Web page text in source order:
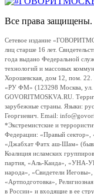
Все права
Сетевое издание
лиц старше 16 лет.
года выдано Федеральной
технологий и массовых
Хорошевская, дом 12, пом. 22.
«РУ ФМ» (123298 Москва, ул.
GOVORITMOSKVA.RU.
зарубежные страны. Языки:
Георгиевич. Email:
*Экстремистские и
Федерации: «Правый сектор»,
«Джабхат Фатх аш-Шам»
Коалиция исламских
партия, «Аль-Каида», «УНА-
народа», «Свидетели
«Артподготовка»,
в России» и входящие в ее